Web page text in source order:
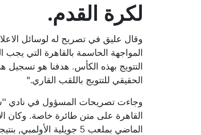
لكرة القدم.
وقال عليق في تصريح له لوسائل
المواجهة الحاسمة بالقاهرة التي
التتويج بهذه الكأس. هدفنا هو
الحقيقي للتتويج باللقب القاري."
وجاءت تصريحات المسؤول في نادي
القاهرة على متن طائرة خاصة. وكان